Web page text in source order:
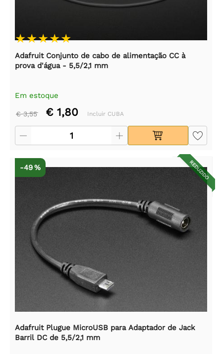
Adafruit Conjunto de cabo de alimentação CC à
prova d'água - 5,5/2,1 mm
Em estoque
€ 3,55 € 1,80 Incluir CUBA
REDUZIDO
-49 %
Adafruit Plugue MicroUSB para Adaptador de Jack
Barril DC de 5,5/2,1 mm